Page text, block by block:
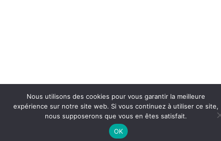
Nous utilisons des cookies pour vous garantir la meilleure
expérience sur notre site web. Si vous continuez à utiliser ce site,
nous supposerons que vous en êtes satisfait.
OK